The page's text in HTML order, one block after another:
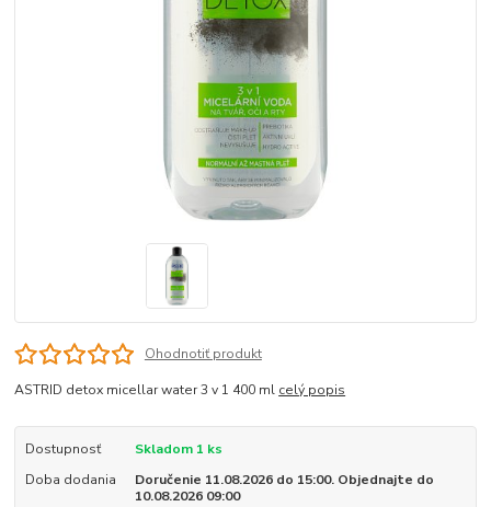
Ohodnotiť produkt
ASTRID detox micellar water 3 v 1 400 ml celý popis
Dostupnosť
Skladom 1 ks
Doba dodania
Doručenie 11.08.2026 do 15:00. Objednajte do
10.08.2026 09:00